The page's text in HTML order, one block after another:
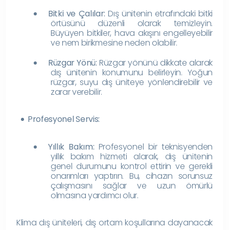
Bitki ve Çalılar: Dış ünitenin etrafındaki bitki
örtüsünü düzenli olarak temizleyin.
Büyüyen bitkiler, hava akışını engelleyebilir
ve nem birikmesine neden olabilir.
Rüzgar Yönü: Rüzgar yönünü dikkate alarak
dış ünitenin konumunu belirleyin. Yoğun
rüzgar, suyu dış üniteye yönlendirebilir ve
zarar verebilir.
Profesyonel Servis:
Yıllık Bakım: Profesyonel bir teknisyenden
yıllık bakım hizmeti alarak, dış ünitenin
genel durumunu kontrol ettirin ve gerekli
onarımları yaptırın. Bu, cihazın sorunsuz
çalışmasını sağlar ve uzun ömürlü
olmasına yardımcı olur.
Klima dış üniteleri, dış ortam koşullarına dayanacak